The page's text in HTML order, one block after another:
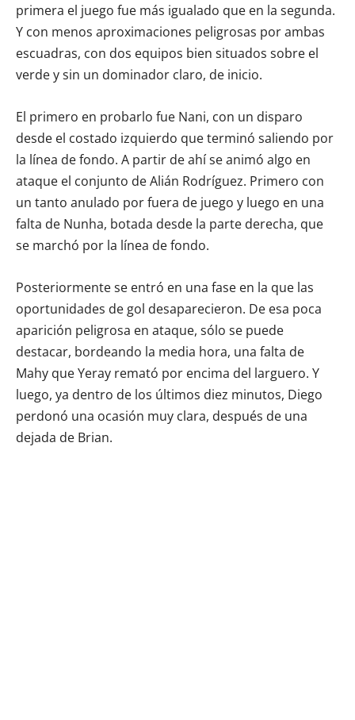
primera el juego fue más igualado que en la segunda.
Y con menos aproximaciones peligrosas por ambas
escuadras, con dos equipos bien situados sobre el
verde y sin un dominador claro, de inicio.
El primero en probarlo fue Nani, con un disparo
desde el costado izquierdo que terminó saliendo por
la línea de fondo. A partir de ahí se animó algo en
ataque el conjunto de Alián Rodríguez. Primero con
un tanto anulado por fuera de juego y luego en una
falta de Nunha, botada desde la parte derecha, que
se marchó por la línea de fondo.
Posteriormente se entró en una fase en la que las
oportunidades de gol desaparecieron. De esa poca
aparición peligrosa en ataque, sólo se puede
destacar, bordeando la media hora, una falta de
Mahy que Yeray remató por encima del larguero. Y
luego, ya dentro de los últimos diez minutos, Diego
perdonó una ocasión muy clara, después de una
dejada de Brian.